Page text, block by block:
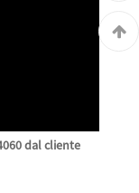
dal cliente